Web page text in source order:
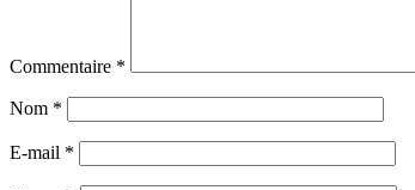
Commentaire *
Nom *
E-mail *